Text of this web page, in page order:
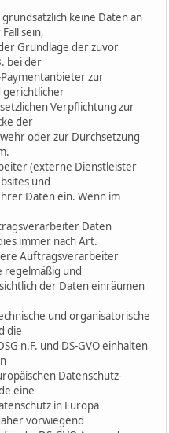
keine Daten an
sein,
Grundlage der zuvor
bei der
zur
Verpflichtung zur
der
oder zur Durchsetzung
(externe Dienstleister
und
Daten ein. Wenn im
Daten
immer nach Art.
Auftragsverarbeiter
regelmäßig und
der Daten einräumen
und organisatorische
die
n.F. und DS-GVO einhalten
Datenschutz-
eine
in Europa
vorwiegend